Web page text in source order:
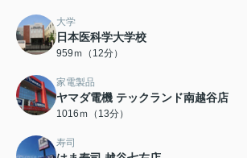
大学
日本医科学大学校
959ｍ（12分）
家電製品
ヤマダ電機 テックランド南越谷店
1016ｍ（13分）
寿司